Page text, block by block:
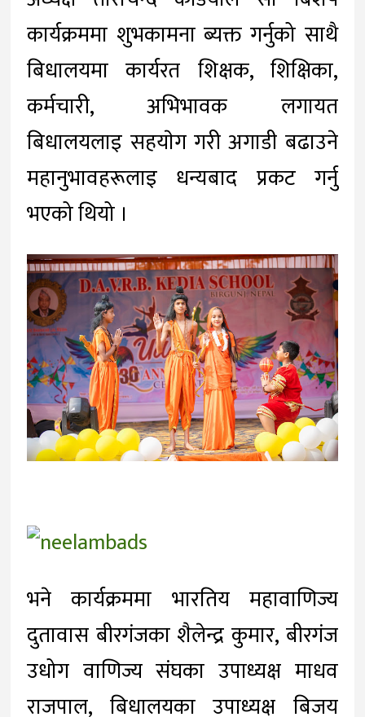
कार्यक्रममा शुभकामना ब्यक्त गर्नुको साथै
बिधालयमा कार्यरत शिक्षक, शिक्षिका,
कर्मचारी, अभिभावक लगायत
बिधालयलाइ सहयाेग गरी अगाडी बढाउने
महानुभावहरूलाइ धन्यबाद प्रकट गर्नु
भएको थियो ।
भने कार्यक्रममा भारतिय महावाणिज्य
दुतावास बीरगंजका शैलेन्द्र कुमार, बीरगंज
उधोग वाणिज्य संघका उपाध्यक्ष माधव
राजपाल, बिधालयका उपाध्यक्ष बिजय